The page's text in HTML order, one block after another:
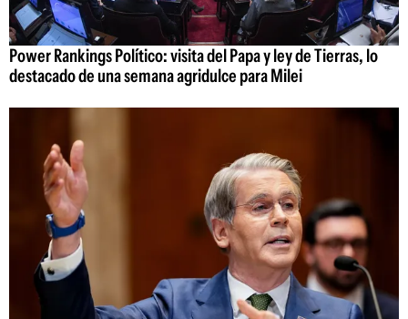
Power Rankings Político: visita del Papa y ley de Tierras, lo
destacado de una semana agridulce para Milei